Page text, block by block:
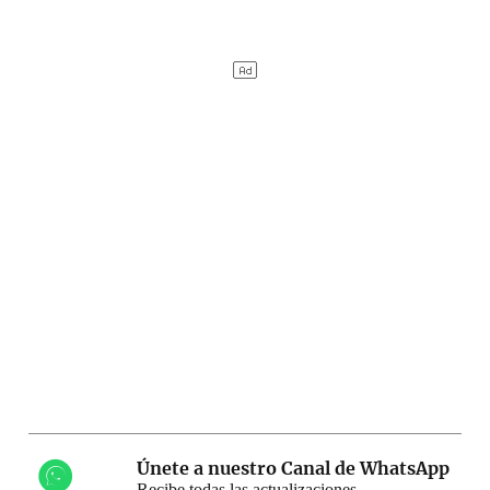
Únete a nuestro Canal de WhatsApp